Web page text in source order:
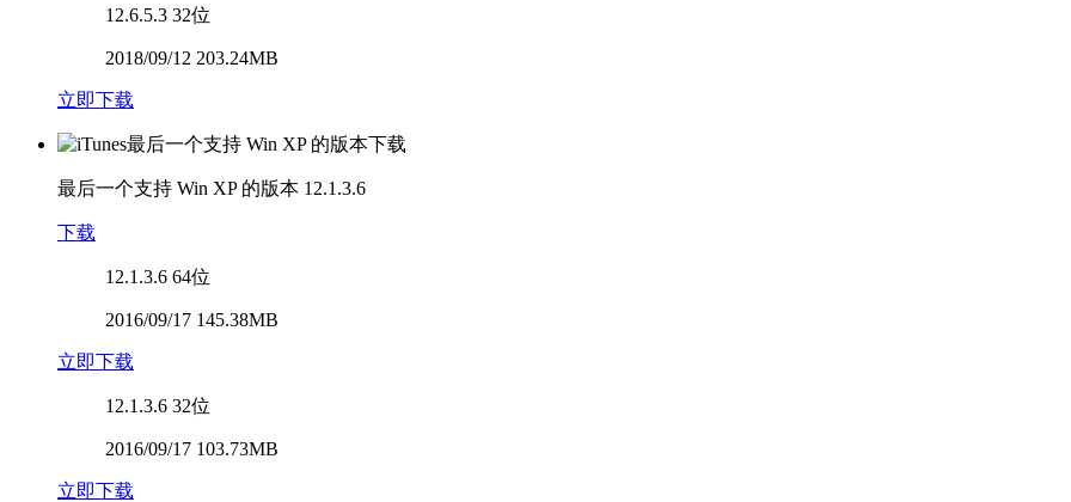
12.6.5.3 32位
2018/09/12 203.24MB
立即下载
最后一个支持 Win XP 的版本 12.1.3.6
下载
12.1.3.6 64位
2016/09/17 145.38MB
立即下载
12.1.3.6 32位
2016/09/17 103.73MB
立即下载